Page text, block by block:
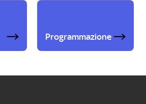
Programmazione